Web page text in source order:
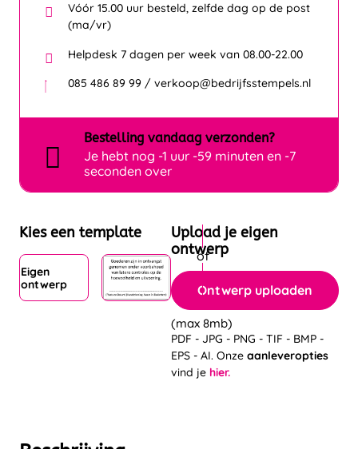
Vóór 15.00 uur besteld, zelfde dag op de post
(ma/vr)
Helpdesk 7 dagen per week van 08.00-22.00
085 486 89 99 / verkoop@bedrijfsstempels.nl
Bestelling vandaag verzonden?
Je hebt nog -1 uur -59 minuten en -8
seconden over
Kies een template
Eigen
ontwerp
Upload je eigen
ontwerp
Ontwerp uploaden
(max 8mb)
PDF - JPG - PNG - TIF - BMP -
EPS - AI. Onze aanleveropties
vind je hier.